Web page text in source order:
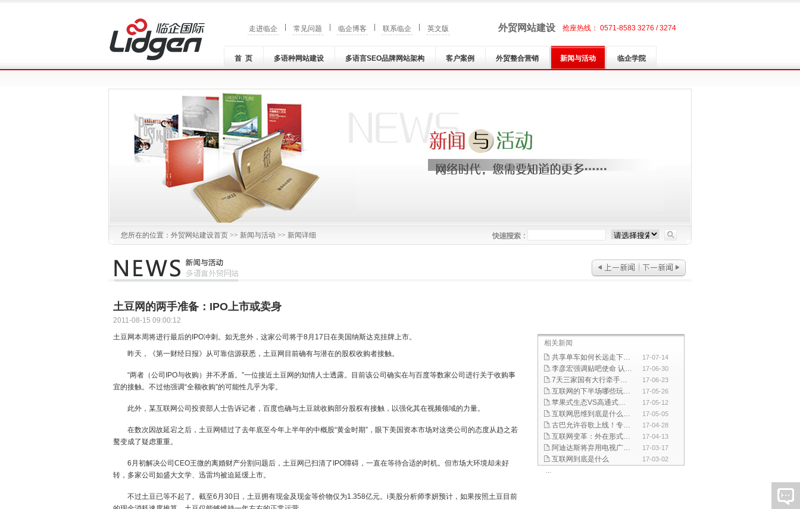
外贸网站建设 抢座热线： 0571-8583 3276 / 3274
走进临企 常见问题 临企博客 联系临企 英文版
首 页 多语种网站建设 多语言SEO品牌网站架构 客户案例 外贸整合营销 新闻与活动 临企学院
您所在的位置： 外贸网站建设首页 >> 新闻与活动 >> 新闻详细
相关新闻
17-07-14
共享单车如何长远走下去？政府应加强引导和监管
17-06-30
李彦宏强调贴吧使命 认为移动互联网机会所剩不多
17-06-23
7天三家国有大行牵手互联网巨头 双方合作是大势所趋
17-05-26
互联网的下半场哪些玩法会引发行业巨变
17-05-12
苹果式生态VS高通式生态 谁更是驱动中国产业发展新动能
17-05-05
互联网思维到底是什么？看完这篇文章你就知道了！
17-04-28
古巴允许谷歌上线！专家:这是一个难得的进步
17-04-13
互联网变革：外在形式不断改变但本质却没有变
17-03-17
阿迪达斯将弃用电视广告宣传 重数字化渠道吸引年轻人
17-03-02
互联网到底是什么
土豆网的两手准备：IPO上市或卖身
2011-08-15 09:00:12
土豆网本周将进行最后的IPO冲刺。如无意外，这家公司将于8月17日在美国纳斯达克挂牌上市。
昨天，《第一财经日报》从可靠信源获悉，土豆网目前确有与潜在的股权收购者接触。
“两者（公司IPO与收购）并不矛盾。”一位接近土豆网的知情人士透露。目前该公司确实在与百度等数家公司进行关于收购事
宜的接触。不过他强调“全额收购”的可能性几乎为零。
此外，某互联网公司投资部人士告诉记者，百度也确与土豆就收购部分股权有接触，以强化其在视频领域的力量。
在数次因故延宕之后，土豆网错过了去年底至今年上半年的中概股“黄金时期”，眼下美国资本市场对这类公司的态度从趋之若
鹜变成了疑虑重重。
6月初解决公司CEO王微的离婚财产分割问题后，土豆网已扫清了IPO障碍，一直在等待合适的时机。但市场大环境却未好
转，多家公司如盛大文学、迅雷均被迫延缓上市。
不过土豆已等不起了。截至6月30日，土豆拥有现金及现金等价物仅为1.358亿元。i美股分析师李妍预计，如果按照土豆目前